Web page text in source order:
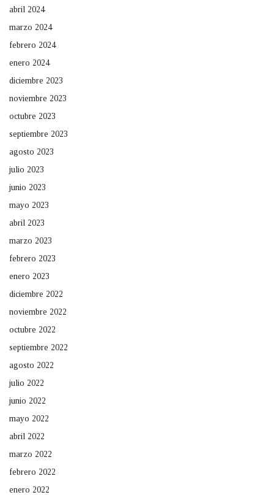
abril 2024
marzo 2024
febrero 2024
enero 2024
diciembre 2023
noviembre 2023
octubre 2023
septiembre 2023
agosto 2023
julio 2023
junio 2023
mayo 2023
abril 2023
marzo 2023
febrero 2023
enero 2023
diciembre 2022
noviembre 2022
octubre 2022
septiembre 2022
agosto 2022
julio 2022
junio 2022
mayo 2022
abril 2022
marzo 2022
febrero 2022
enero 2022